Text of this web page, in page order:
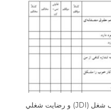
پرسشنامه های شاخص توصیف شغل (JDI) و رضايت شغلي